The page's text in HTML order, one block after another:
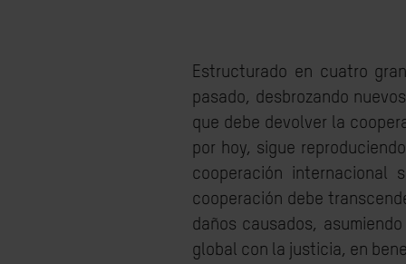
Estructurado en cuatro
pasado, desbrozando
que debe devolver la
por hoy, sigue
cooperación
cooperación debe
daños causados,
global con la justicia, en